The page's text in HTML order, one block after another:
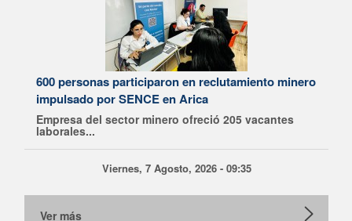
600 personas participaron en reclutamiento minero
impulsado por SENCE en Arica
Empresa del sector minero ofreció 205 vacantes
laborales...
Viernes, 7 Agosto, 2026 - 09:35
Ver más